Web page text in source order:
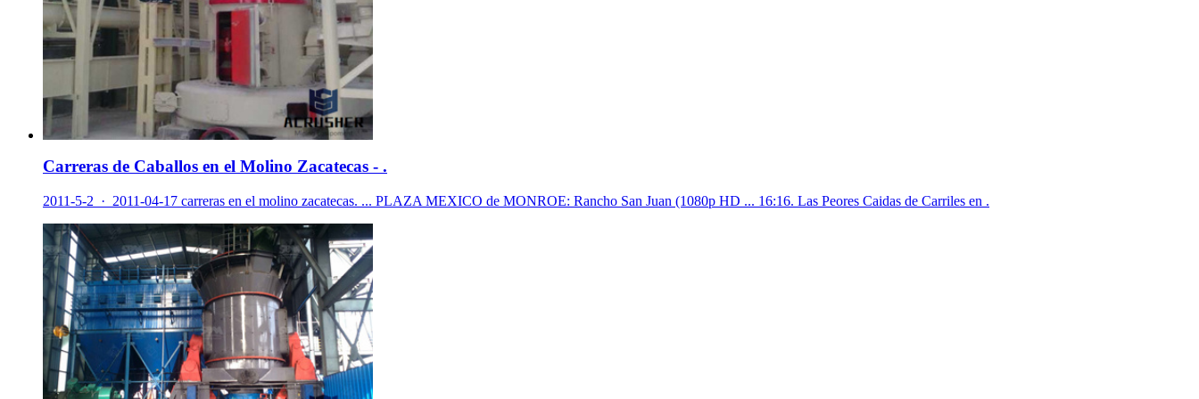
Carreras de Caballos en el Molino Zacatecas - .
2011-5-2 · 2011-04-17 carreras en el molino zacatecas. ... PLAZA MEXICO de MONROE: Rancho San Juan (1080p HD ... 16:16. Las Peores Caidas de Carriles en .